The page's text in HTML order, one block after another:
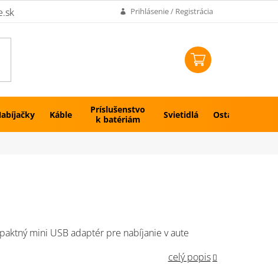
Prihlásenie / Registrácia
Káble
Príslušenstvo
k batériám
Svietidlá Ostatné
mini USB adaptér pre nabíjanie v aute
celý popis